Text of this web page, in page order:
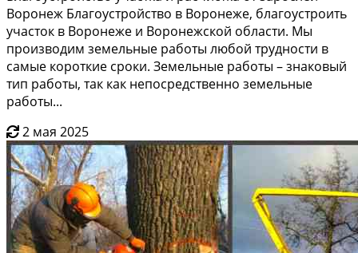
Воронеж Благоустройство в Воронеже, благоустроить
участок в Воронеже и Воронежской области. Мы
производим земельные работы любой трудности в
самые короткие сроки. Земельные работы – знаковый
тип работы, так как непосредственно земельные
работы...
2 мая 2025